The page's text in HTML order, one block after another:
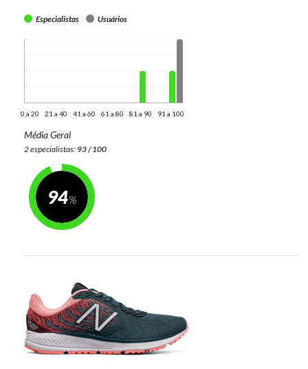
Especialistas Usuários
0 a 20 21 a 40 41 a 60 61 a 80 81 a 90 91 a 100
Média Geral
2 especialistas: 93 / 100
94